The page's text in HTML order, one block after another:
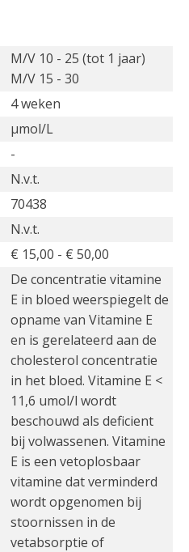
M/V 10 - 25 (tot 1 jaar)
M/V 15 - 30
4 weken
µmol/L
-
N.v.t.
70438
N.v.t.
€ 15,00 - € 50,00
De concentratie vitamine
E in bloed weerspiegelt de
opname van Vitamine E
en is gerelateerd aan de
cholesterol concentratie
in het bloed. Vitamine E <
11,6 umol/l wordt
beschouwd als deficient
bij volwassenen. Vitamine
E is een vetoplosbaar
vitamine dat verminderd
wordt opgenomen bij
stoornissen in de
vetabsorptie of